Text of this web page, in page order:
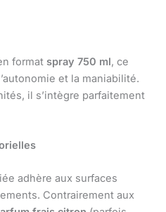
format spray 750 ml, ce
et la maniabilité.
il s’intègre parfaitement
adhère aux surfaces
Contrairement aux